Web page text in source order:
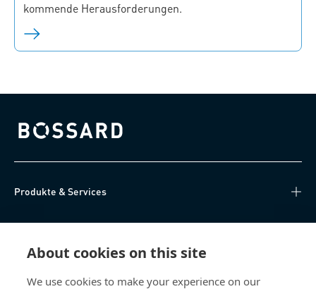
About cookies on this site
We use cookies to make your experience on our
kommende Herausforderungen.
Bossard homepage
Produkte & Services
Wissen